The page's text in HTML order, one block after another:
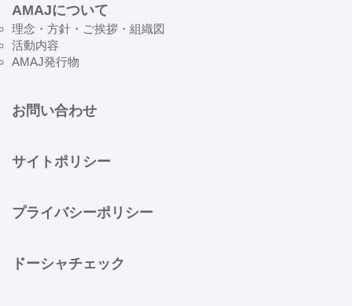
AMAJについて
理念・方針・ご挨拶・組織図
活動内容
AMAJ発行物
お問い合わせ
サイトポリシー
プライバシーポリシー
ドーシャチェック